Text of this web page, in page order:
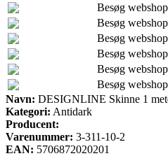
Besøg webshop
Besøg webshop
Besøg webshop
Besøg webshop
Besøg webshop
Besøg webshop
Navn: DESIGNLINE Skinne 1
Kategori: Antidark
Producent:
Varenummer: 3-311-10-2
EAN: 5706872020201